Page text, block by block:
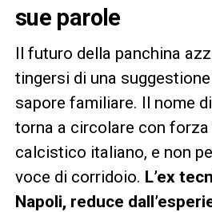
sue parole
Il futuro della panchina
tingersi di una
sapore familiare. Il nome di
torna a circolare con forza
calcistico italiano, e non
voce di corridoio. L’ex
Napoli, reduce